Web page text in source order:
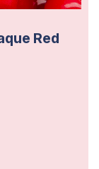
Red